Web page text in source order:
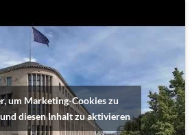
um Marketing-Cookies zu
diesen Inhalt zu aktivieren